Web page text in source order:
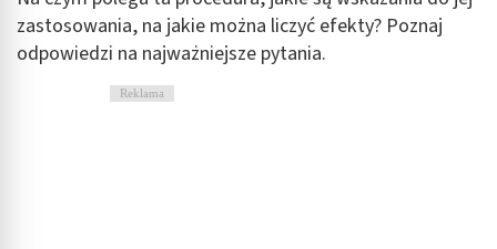
zastosowania, na jakie można liczyć efekty? Poznaj
odpowiedzi na najważniejsze pytania.
Reklama